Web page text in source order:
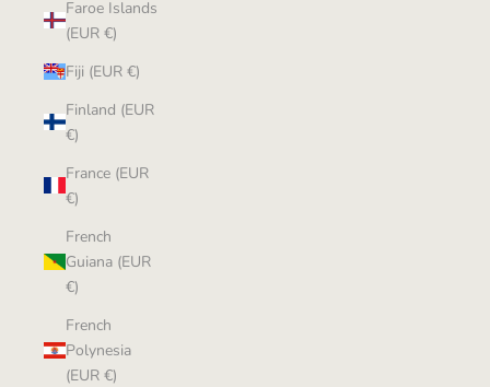
Faroe Islands
(EUR €)
Fiji (EUR €)
Finland (EUR
€)
France (EUR
€)
French
Guiana (EUR
€)
French
Polynesia
(EUR €)